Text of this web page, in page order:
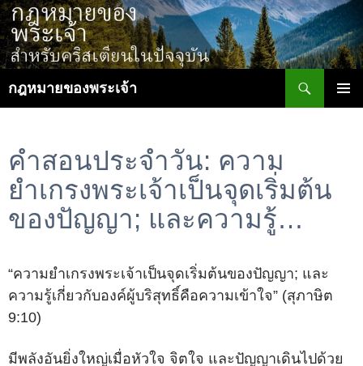
ข้าม
ไป
ยัง
กฎหมายของพระเจ้า
คำสอนประจำวัน: ความ
ยำเกรงพระเจ้าเป็นจุดเริ่มต้น
ของปัญญา; และความรู้…
“ความยำเกรงพระเจ้าเป็นจุดเริ่มต้นของปัญญา; และ
ความรู้เกี่ยวกับองค์ผู้บริสุทธิ์คือความเข้าใจ” (สุภาษิต
9:10)
มีพลังอันยิ่งใหญ่เมื่อหัวใจ จิตใจ และปัญญาเดินไปด้วย